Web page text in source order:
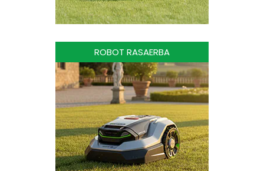
ROBOT RASAERBA